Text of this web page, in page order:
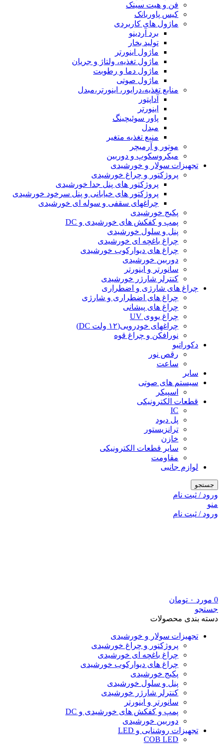
فن و هیت سینک
کیس پاوربانک
ماژول های کاربردی
برد آردینو
تولید بخار
ماژول اینورتر
ماژول تغذیه، ولتاژ و جریان
ماژول دما و رطوبت
ماژول صوتی
منابع تغذیه،درایور، اینورتر،مبدل
آداپتور
اینورتر
پاور سوئیچینگ
مبدل
منبع تغذیه متغیر
موتور و آرمیچر
میکروسکوپ و دوربین
تجهیزات سولار و خورشیدی
پروژکتور و چراغ خورشیدی
پروژکتور های پنل جدا خورشیدی
پروژکتور های خیابانی و پنل سرخود خورشیدی
چراغهای سقفی و سوله ای خورشیدی
پکیج خورشیدی
پمپ و کفکش های خورشیدی و DC
پنل و سلول خورشیدی
چراغ باغچه ای خورشیدی
چراغ های دیوارکوب خورشیدی
دوربین خورشیدی
سانورتر و اینورتر
کنترلر شارژر خورشیدی
چراغ های شارژی و اضطراری
چراغ های اضطراری و شارژی
چراغ های پیشانی
چراغ یووی UV
چراغهای خودرویی(۱۲ ولت DC)
نورافکن و چراغ قوه
دکوراتیو
رقص نور
ساعت
سایر
سیستم های صوتی
اسپیکر
قطعات الکترونیکی
IC
پل دیود
ترانزیستور
خازن
سایر قطعات الکترونیکی
مقاومت
لوازم جانبی
جستجو
ورود / ثبت نام
منو
ورود / ثبت نام
0 مورد ۰ تومان
جستجو
دسته بندی محصولات
تجهیزات سولار و خورشیدی
پروژکتور و چراغ خورشیدی
چراغ باغچه ای خورشیدی
چراغ های دیوارکوب خورشیدی
پکیج خورشیدی
پنل و سلول خورشیدی
کنترلر شارژر خورشیدی
سانورتر و اینورتر
پمپ و کفکش های خورشیدی و DC
دوربین خورشیدی
تجهیزات روشنایی و LED
COB LED